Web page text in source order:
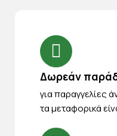
Δωρεάν
για παραγγελίες
τα μεταφορικά